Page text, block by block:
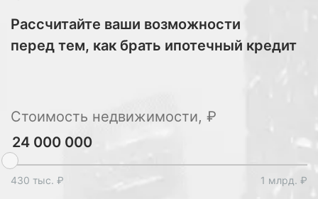
Рассчитайте ваши возможности
перед тем, как брать ипотечный кредит
Стоимость недвижимости, ₽
430 тыс. ₽ 1 млрд. ₽